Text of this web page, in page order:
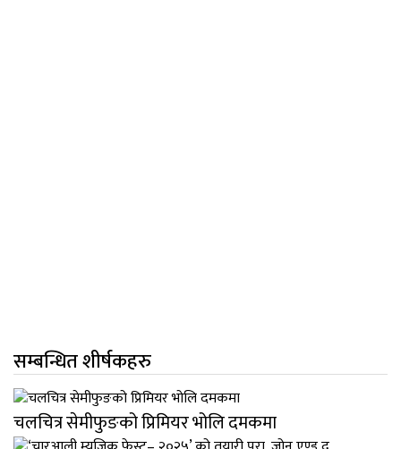
सम्बन्धित शीर्षकहरु
चलचित्र सेमीफुङको प्रिमियर भोलि दमकमा